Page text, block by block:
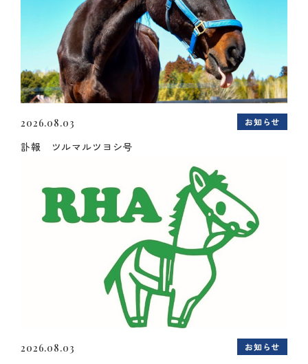
2026.08.03 お知らせ
訃報 ツルマルツヨシ号
2026.08.03 お知らせ